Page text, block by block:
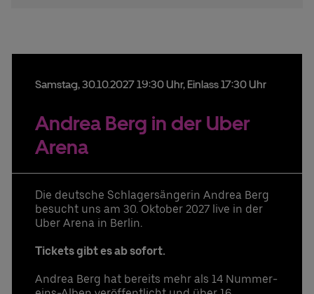
Samstag,30.10.202719:30 Uhr, Einlass 17:30 Uhr
Andrea Berg in der Uber
Arena
Die deutsche Schlagersängerin Andrea Berg
besucht uns am 30. Oktober 2027 live in der
Uber Arena in Berlin.
Tickets gibt es ab sofort.
Andrea Berg hat bereits mehr als 14 Nummer-